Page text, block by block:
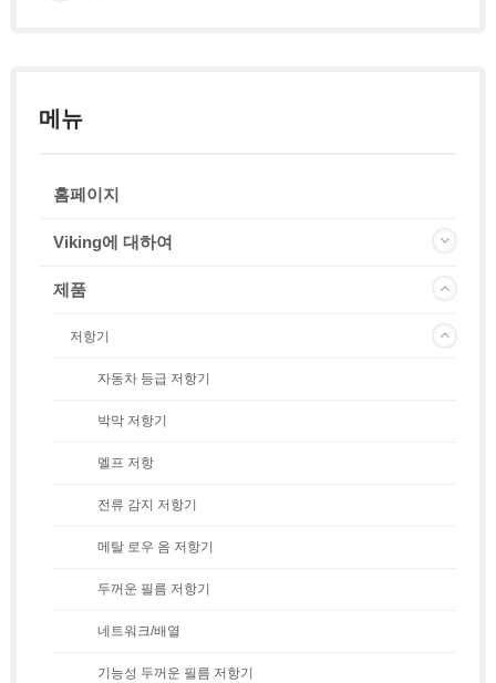
메뉴
홈페이지
Viking에 대하여
제품
저항기
자동차 등급 저항기
박막 저항기
멜프 저항
전류 감지 저항기
메탈 로우 옴 저항기
두꺼운 필름 저항기
네트워크/배열
기능성 두꺼운 필름 저항기